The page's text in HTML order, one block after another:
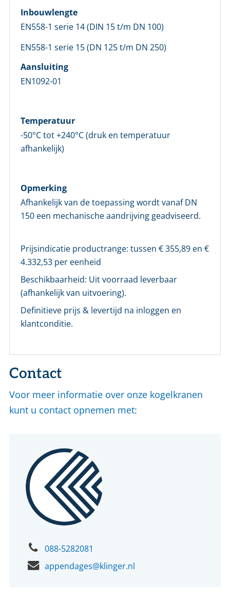
Inbouwlengte
EN558-1 serie 14 (DIN 15 t/m DN 100)
EN558-1 serie 15 (DN 125 t/m DN 250)
Aansluiting
EN1092-01
Temperatuur
-50°C tot +240°C (druk en temperatuur
afhankelijk)
Opmerking
Afhankelijk van de toepassing wordt vanaf DN
150 een mechanische aandrijving geadviseerd.
Prijsindicatie productrange: tussen €355,89 en €
4.332,53 per eenheid
Beschikbaarheid: Uit voorraad leverbaar
(afhankelijk van uitvoering).
Definitieve prijs & levertijd na inloggen en
klantconditie.
Contact
Voor meer informatie over onze kogelkranen
kunt u contact opnemen met:
088-5282081
appendages@klinger.nl
Maak eerst een persoonlijk account aan